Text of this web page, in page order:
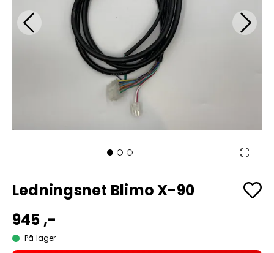
Ledningsnet Blimo X-90
945 ,-
På lager